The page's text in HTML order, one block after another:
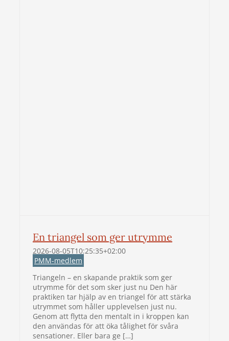
En triangel som ger utrymme
2026-08-05T10:25:35+02:00
PMM-medlem
Triangeln – en skapande praktik som ger
utrymme för det som sker just nu Den här
praktiken tar hjälp av en triangel för att stärka
utrymmet som håller upplevelsen just nu.
Genom att flytta den mentalt in i kroppen kan
den användas för att öka tålighet för svåra
sensationer. Eller bara ge […]